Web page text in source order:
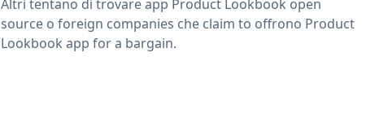
Altri tentano di trovare app Product Lookbook open
source o foreign companies che claim to offrono Product
Lookbook app for a bargain.